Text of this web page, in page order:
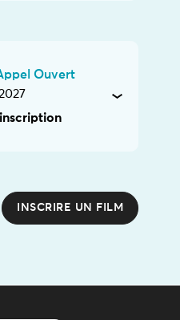
Ouvert
INSCRIRE UN FILM